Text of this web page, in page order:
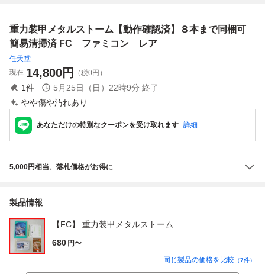
重力装甲メタルストーム【動作確認済】８本まで同梱可
簡易清掃済 FC ファミコン レア
任天堂
現在 14,800円 （税0円）
1件 5月25日（日）22時9分 終了
やや傷や汚れあり
あなただけの特別なクーポンを受け取れます 詳細
5,000円相当、落札価格がお得に
製品情報
【FC】 重力装甲メタルストーム
680 円〜
同じ製品の価格を比較 （7件）